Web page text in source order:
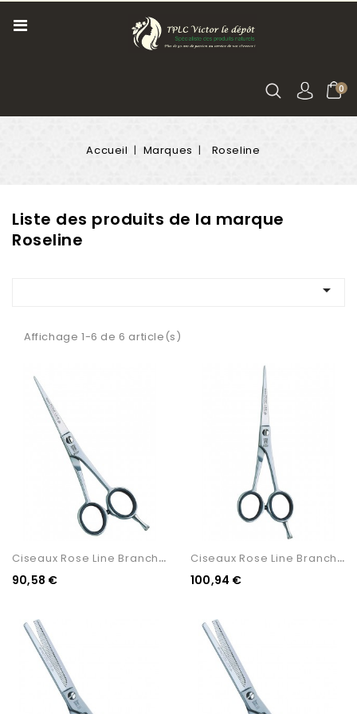
0
Accueil Marques Roseline
Liste des produits de la marque
Roseline

Affichage 1-6 de 6 article(s)
C
Iseaux Rose Line Branches...
90,58 €
C
Iseaux Rose Line Branches...
100,94 €